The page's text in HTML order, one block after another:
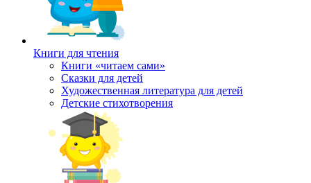
Книги для чтения
Книги «читаем сами»
Сказки для детей
Художественная литература для детей
Детские стихотворения